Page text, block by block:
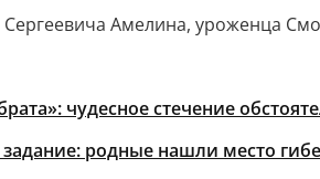
Амелина, уроженца
чудесное стечение
родные нашли место